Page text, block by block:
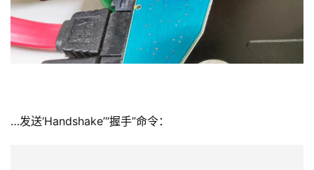
…发送‘Handshake’“握手”命令：